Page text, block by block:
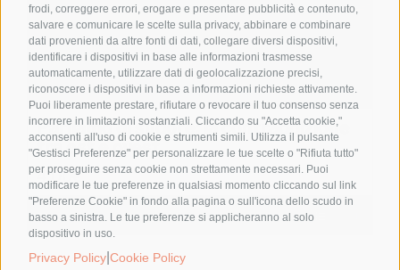
frodi, correggere errori, erogare e presentare pubblicità e contenuto,
salvare e comunicare le scelte sulla privacy, abbinare e combinare
dati provenienti da altre fonti di dati, collegare diversi dispositivi,
identificare i dispositivi in base alle informazioni trasmesse
automaticamente, utilizzare dati di geolocalizzazione precisi,
riconoscere i dispositivi in base a informazioni richieste attivamente.
Puoi liberamente prestare, rifiutare o revocare il tuo consenso senza
incorrere in limitazioni sostanziali. Cliccando su "Accetta cookie,"
acconsenti all'uso di cookie e strumenti simili. Utilizza il pulsante
"Gestisci Preferenze" per personalizzare le tue scelte o "Rifiuta tutto"
per proseguire senza cookie non strettamente necessari. Puoi
modificare le tue preferenze in qualsiasi momento cliccando sul link
"Preferenze Cookie" in fondo alla pagina o sull'icona dello scudo in
basso a sinistra. Le tue preferenze si applicheranno al solo
dispositivo in uso.
Privacy Policy Cookie Policy
Parliamo di sudore: la contraddizione
tra est e ovest
4,00€
Aggiungi al carrello